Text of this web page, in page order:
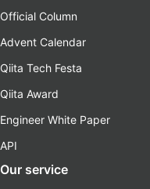
Official Column
Advent Calendar
Qiita Tech Festa
Qiita Award
Engineer White Paper
API
Our service